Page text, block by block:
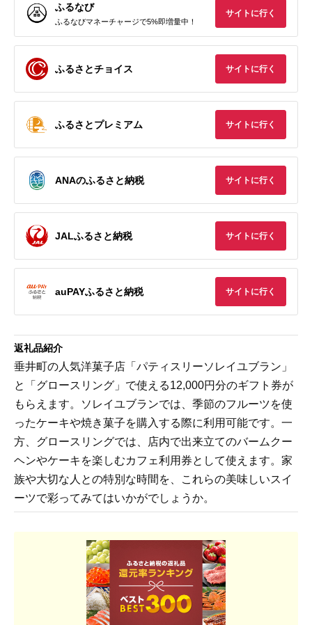
ふるなび
ふるなびマネーチャージで5%即増量中！
サイトに行く
ふるさとチョイス サイトに行く
ふるさとプレミアム サイトに行く
ANAのふるさと納税 サイトに行く
JALふるさと納税 サイトに行く
auPAYふるさと納税 サイトに行く
返礼品紹介
垂井町の人気洋菓子店「パティスリーソレイユブラン」
と「グロースリング」で使える12,000円分のギフト券が
もらえます。ソレイユブランでは、季節のフルーツを使
ったケーキや焼き菓子を購入する際に利用可能です。一
方、グロースリングでは、店内で出来立てのバームクー
ヘンやケーキを楽しむカフェ利用券として使えます。家
族や大切な人との特別な時間を、これらの美味しいスイ
ーツで彩ってみてはいかがでしょうか。